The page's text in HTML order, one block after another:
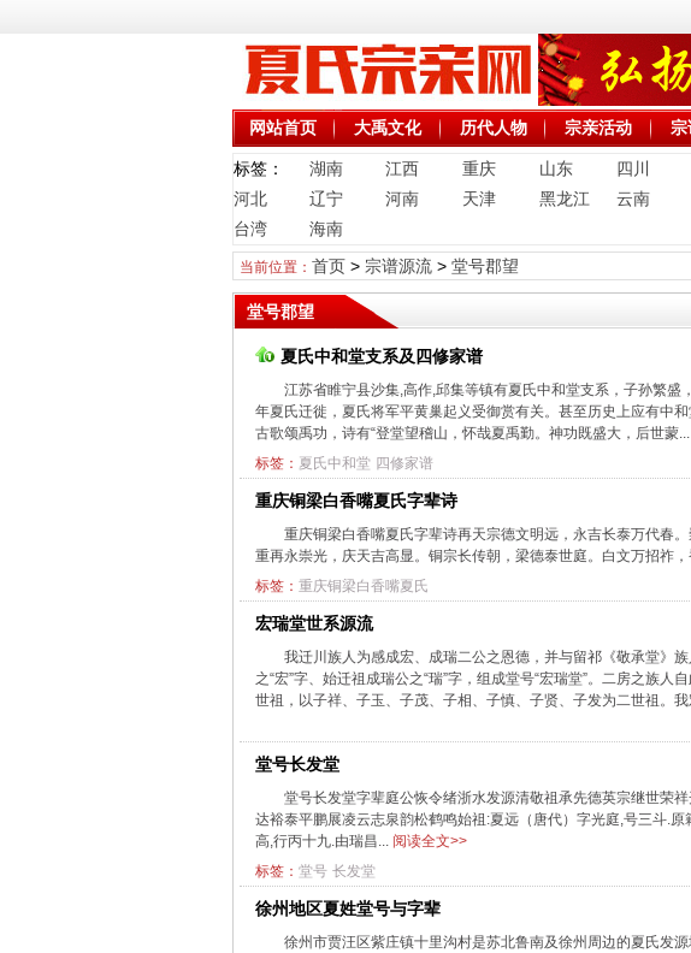
网站首页 大禹文化 历代人物 宗亲活动
标签： 湖南 江西 重庆 山东 四川
河北
辽宁 河南 天津 黑龙江 云南
台湾
海南
当前位置： 首页> 宗谱源流> 堂号郡望
堂号郡望
夏氏中和堂支系及四修家谱
江苏省睢宁县沙集,高作,邱集等镇有夏氏中和堂支系，子孙繁
年夏氏迁徙，夏氏将军平黄巢起义受御赏有关。甚至历史上应有中
古歌颂禹功，诗有“登堂望稽山，怀哉夏禹勤。神功既盛大，后世蒙...
标签： 夏氏中和堂 四修家谱
重庆铜梁白香嘴夏氏字辈诗
重庆铜梁白香嘴夏氏字辈诗再天宗德文明远，永吉长泰万代春
重再永崇光，庆天吉高显。铜宗长传朝，梁德泰世庭。白文万招祚
标签： 重庆铜梁白香嘴夏氏
宏瑞堂世系源流
我迁川族人为感成宏、成瑞二公之恩德，并与留祁《敬承堂》
之“宏”字、始迁祖成瑞公之“瑞”字，组成堂号“宏瑞堂”。二房之族
世祖，以子祥、子玉、子茂、子相、子慎、子贤、子发为二世祖。我
堂号长发堂
堂号长发堂字辈庭公恢令绪浙水发源清敬祖承先德英宗继世荣
达裕泰平鹏展凌云志泉韵松鹤鸣始祖:夏远（唐代）字光庭,号三斗.
高,行丙十九.由瑞昌... 阅读全文>>
标签： 堂号 长发堂
徐州地区夏姓堂号与字辈
徐州市贾汪区紫庄镇十里沟村是苏北鲁南及徐州周边的夏氏发